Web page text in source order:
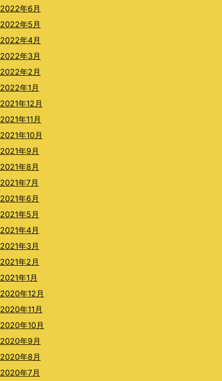
2022年6月
2022年5月
2022年4月
2022年3月
2022年2月
2022年1月
2021年12月
2021年11月
2021年10月
2021年9月
2021年8月
2021年7月
2021年6月
2021年5月
2021年4月
2021年3月
2021年2月
2021年1月
2020年12月
2020年11月
2020年10月
2020年9月
2020年8月
2020年7月